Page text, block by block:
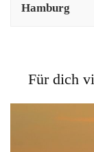
Hamburg
Für dich